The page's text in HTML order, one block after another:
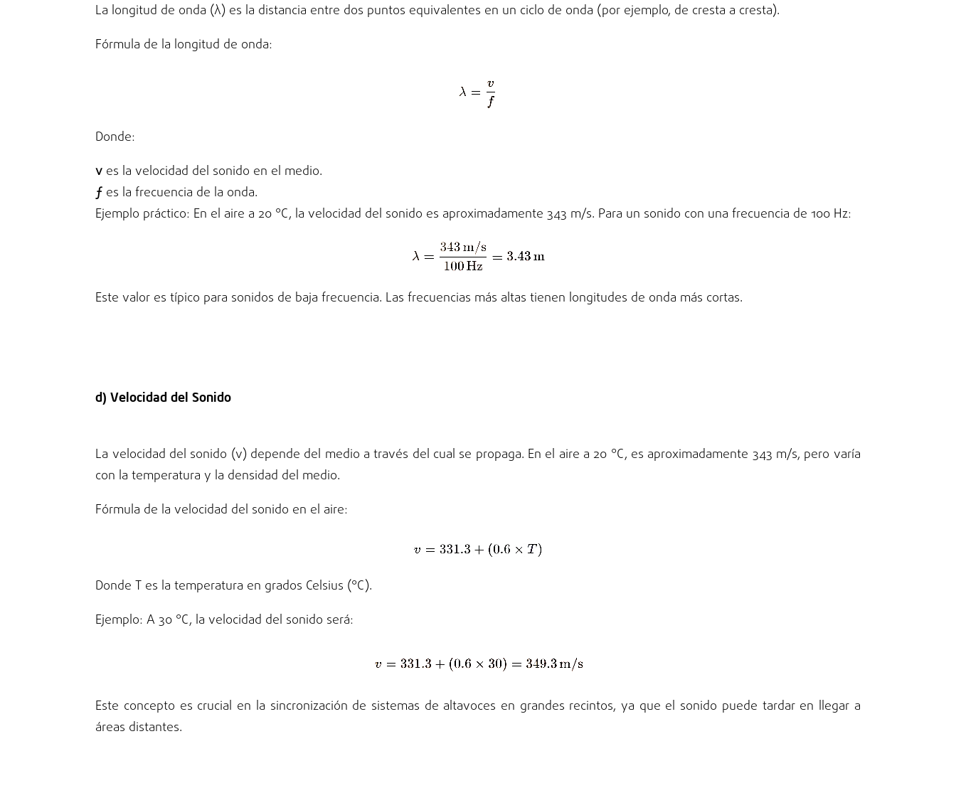
La longitud de onda (λ) es la distancia entre dos puntos equivalentes en un ciclo de onda (por ejemplo, de cresta a cresta).
Fórmula de la longitud de onda:
Donde:
v es la velocidad del sonido en el medio.
ƒ es la frecuencia de la onda.
Ejemplo práctico: En el aire a 20 °C, la velocidad del sonido es aproximadamente 343 m/s. Para un sonido con una frecuencia de 100 Hz:
Este valor es típico para sonidos de baja frecuencia. Las frecuencias más altas tienen longitudes de onda más cortas.
d) Velocidad del Sonido
La velocidad del sonido (v) depende del medio a través del cual se propaga. En el aire a 20 °C, es aproximadamente 343 m/s, pero varía
con la temperatura y la densidad del medio.
Fórmula de la velocidad del sonido en el aire:
Donde T es la temperatura en grados Celsius (°C).
Ejemplo: A 30 °C, la velocidad del sonido será:
Este concepto es crucial en la sincronización de sistemas de altavoces en grandes recintos, ya que el sonido puede tardar en llegar a
áreas distantes.